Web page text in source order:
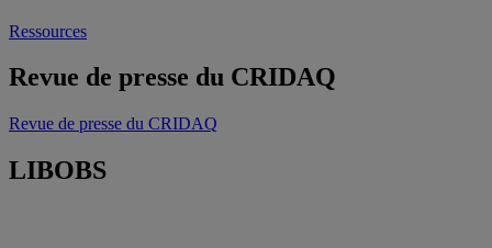
Ressources
Revue de presse du CRIDAQ
Revue de presse du CRIDAQ
LIBOBS